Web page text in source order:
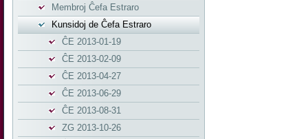
Membroj Ĉefa Estraro
Kunsidoj de Ĉefa Estraro
ĈE 2013-01-19
ĈE 2013-02-09
ĈE 2013-04-27
ĈE 2013-06-29
ĈE 2013-08-31
ZG 2013-10-26